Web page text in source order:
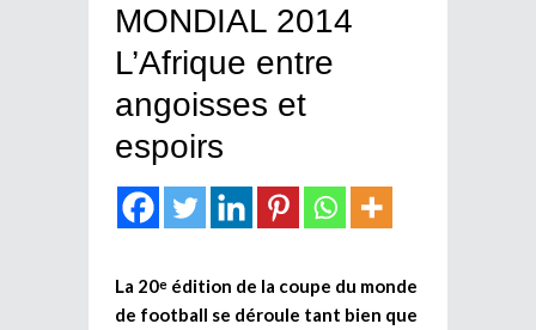
MONDIAL 2014
L’Afrique entre
angoisses et
espoirs
La 20e édition de la coupe du monde
de football se déroule tant bien que